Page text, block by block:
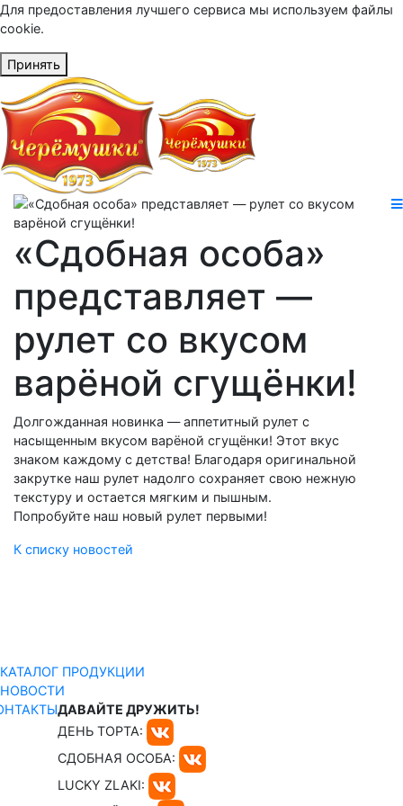
Для предоставления лучшего сервиса мы используем файлы
cookie.
Принять
«Сдобная особа»
представляет —
рулет со вкусом
варёной сгущёнки!
Долгожданная новинка — аппетитный рулет с
насыщенным вкусом варёной сгущёнки! Этот вкус
знаком каждому с детства! Благодаря оригинальной
закрутке наш рулет надолго сохраняет свою нежную
текстуру и остается мягким и пышным.
Попробуйте наш новый рулет первыми!
К списку новостей
КАТАЛОГ ПРОДУКЦИИ
НОВОСТИ
ДАВАЙТЕ ДРУЖИТЬ!
ДЕНЬ ТОРТА:
СДОБНАЯ ОСОБА:
LUCKY ZLAKI: